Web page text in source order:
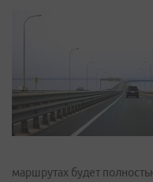
маршрутах будет